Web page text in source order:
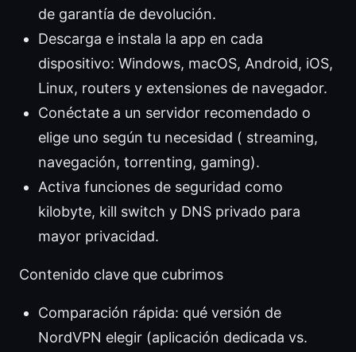
de garantía de devolución.
Descarga e instala la app en cada
dispositivo: Windows, macOS, Android, iOS,
Linux, routers y extensiones de navegador.
Conéctate a un servidor recomendado o
elige uno según tu necesidad ( streaming,
navegación, torrenting, gaming).
Activa funciones de seguridad como
kilobyte, kill switch y DNS privado para
mayor privacidad.
Contenido clave que cubrimos
Comparación rápida: qué versión de
NordVPN elegir (aplicación dedicada vs.